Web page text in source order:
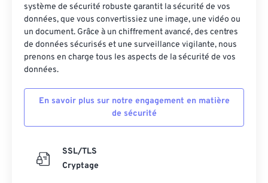
système de sécurité robuste garantit la sécurité de vos
données, que vous convertissiez une image, une vidéo ou
un document. Grâce à un chiffrement avancé, des centres
de données sécurisés et une surveillance vigilante, nous
prenons en charge tous les aspects de la sécurité de vos
données.
En savoir plus sur notre engagement en matière
de sécurité
SSL/TLS
Cryptage